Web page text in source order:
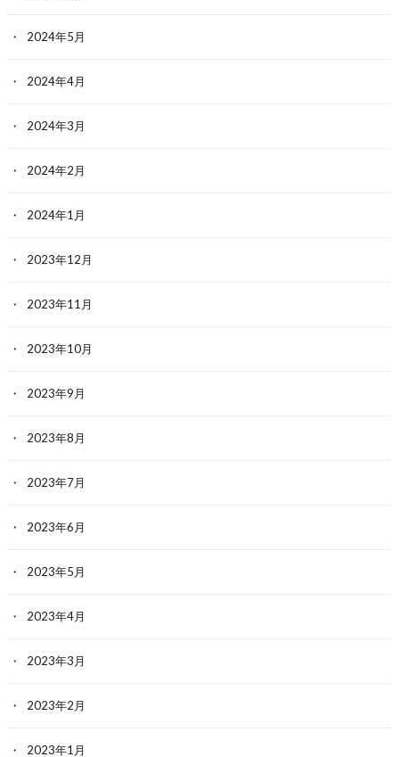
2024年5月
2024年4月
2024年3月
2024年2月
2024年1月
2023年12月
2023年11月
2023年10月
2023年9月
2023年8月
2023年7月
2023年6月
2023年5月
2023年4月
2023年3月
2023年2月
2023年1月